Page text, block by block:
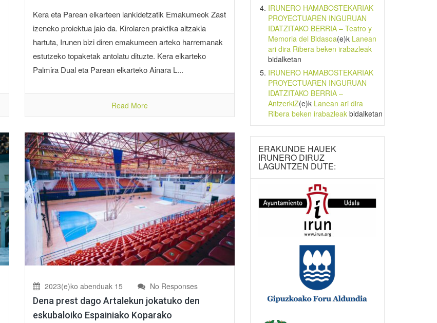
Kera eta Parean elkarteen lankidetzatik Emakumeok Zast
izeneko proiektua jaio da. Kirolaren praktika aitzakia
hartuta, Irunen bizi diren emakumeen arteko harremanak
estutzeko topaketak antolatu dituzte. Kera elkarteko
Palmira Dual eta Parean elkarteko Ainara L...
Read More
2023(e)ko abenduak 15 No Responses
Dena prest dago Artalekun jokatuko den
eskubaloiko Espainiako Koparako
IRUNERO HAMABOSTEKARIAK
PROYECTUAREN INGURUAN
IDATZITAKO BERRIA – Teatro y
Memoria del Bidasoa(e)k Lanean
ari dira Ribera beken irabazleak
bidalketan
IRUNERO HAMABOSTEKARIAK
PROYECTUAREN INGURUAN
IDATZITAKO BERRIA –
AntzerkiZ(e)k Lanean ari dira
Ribera beken irabazleakbidalketan
ERAKUNDE HAUEK
IRUNERO DIRUZ
LAGUNTZEN DUTE: